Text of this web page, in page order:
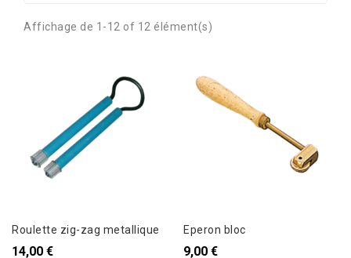
Affichage de 1-12 of 12 élément(s)
Roulette zig-zag metallique
14,00 €
Eperon bloc
9,00 €